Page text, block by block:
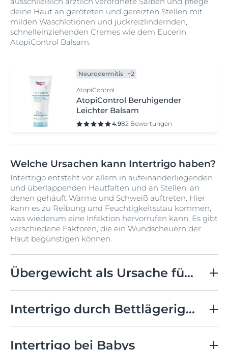
deine Haut an geröteten und gereizten Stellen mit
milden Waschlotionen und juckreizlindernden,
schnelleinziehenden Cremes wie dem Eucerin
AtopiControl Balsam.
Neurodermitis +2
AtopiControl
AtopiControl Beruhigender
Leichter Balsam
4.982 Bewertungen
Welche Ursachen kann Intertrigo haben?
Intertrigo entsteht vor allem in aufeinanderliegenden
und überlappenden Hautfalten und an Stellen, an
denen gehäuft Wärme und Schweiß auftreten. Hier
kann es zu Reibung und Feuchtigkeitsstau kommen,
was wiederum eine Infektion hervorrufen kann. Es gibt
verschiedene Faktoren, die ein Wundscheuern der
Haut begünstigen können.
Übergewicht als Ursache für Intertrigo
sind um einiges häufiger betroffen als
normalgewichtige Menschen. Der Grund dafür ist,
dass die Haut an mehr Stellen überlappt, wodurch
scheuern können. Besonders an Stellen, wo die Haut
Intertrigo durch Bettlägerigkeit
ein intertriginöses Ekzem. Bettlägerigkeit verursacht,
Intertrigo bei Babys